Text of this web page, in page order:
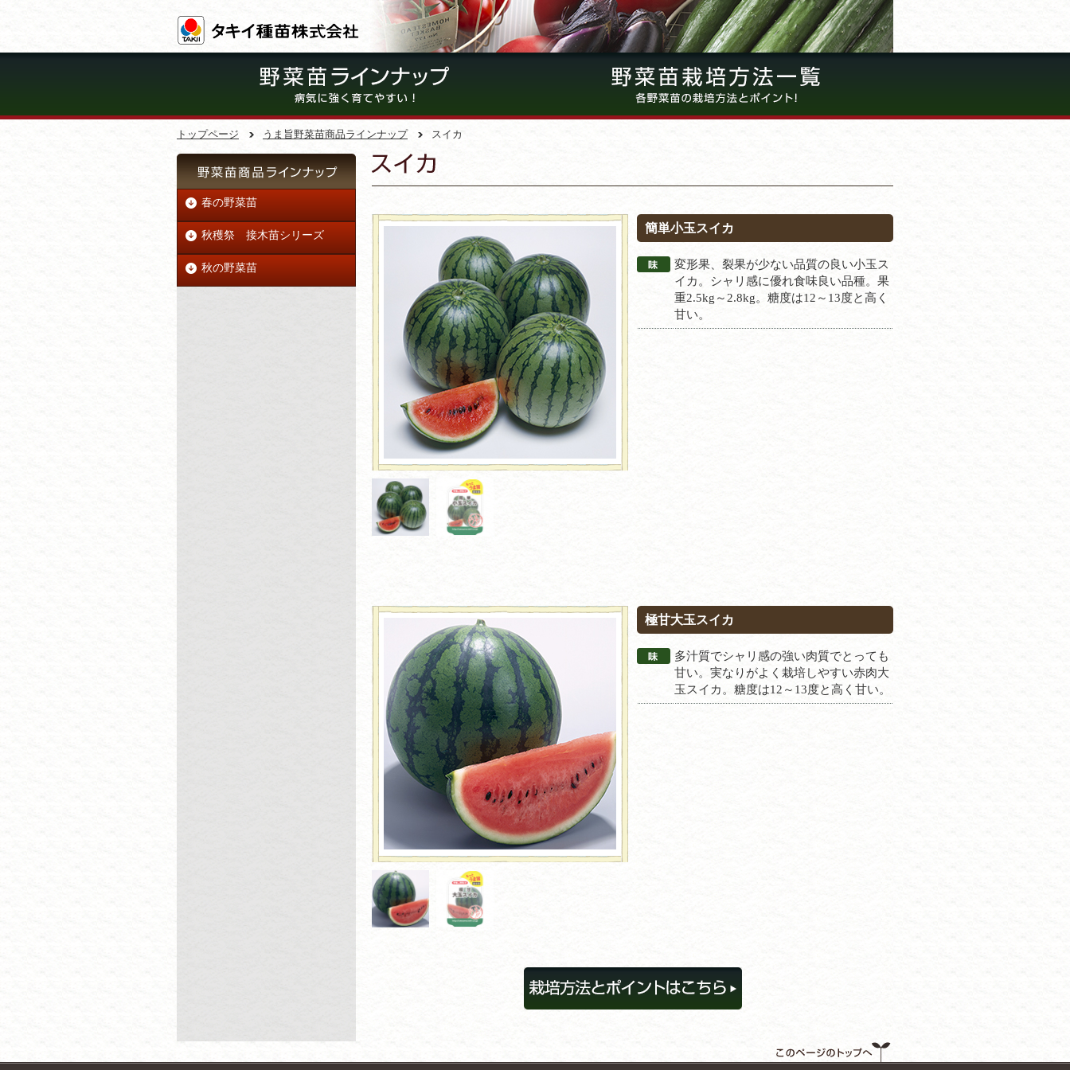
トップページ うま旨野菜苗商品ラインナップ スイカ
簡単小玉スイカ
変形果、裂果が少ない品質の良い小玉ス
イカ。シャリ感に優れ食味良い品種。果
重2.5kg～2.8kg。糖度は12～13度と高く
甘い。
極甘大玉スイカ
多汁質でシャリ感の強い肉質でとっても
甘い。実なりがよく栽培しやすい赤肉大
玉スイカ。糖度は12～13度と高く甘い。
春の野菜苗
秋穫祭 接木苗シリーズ
秋の野菜苗